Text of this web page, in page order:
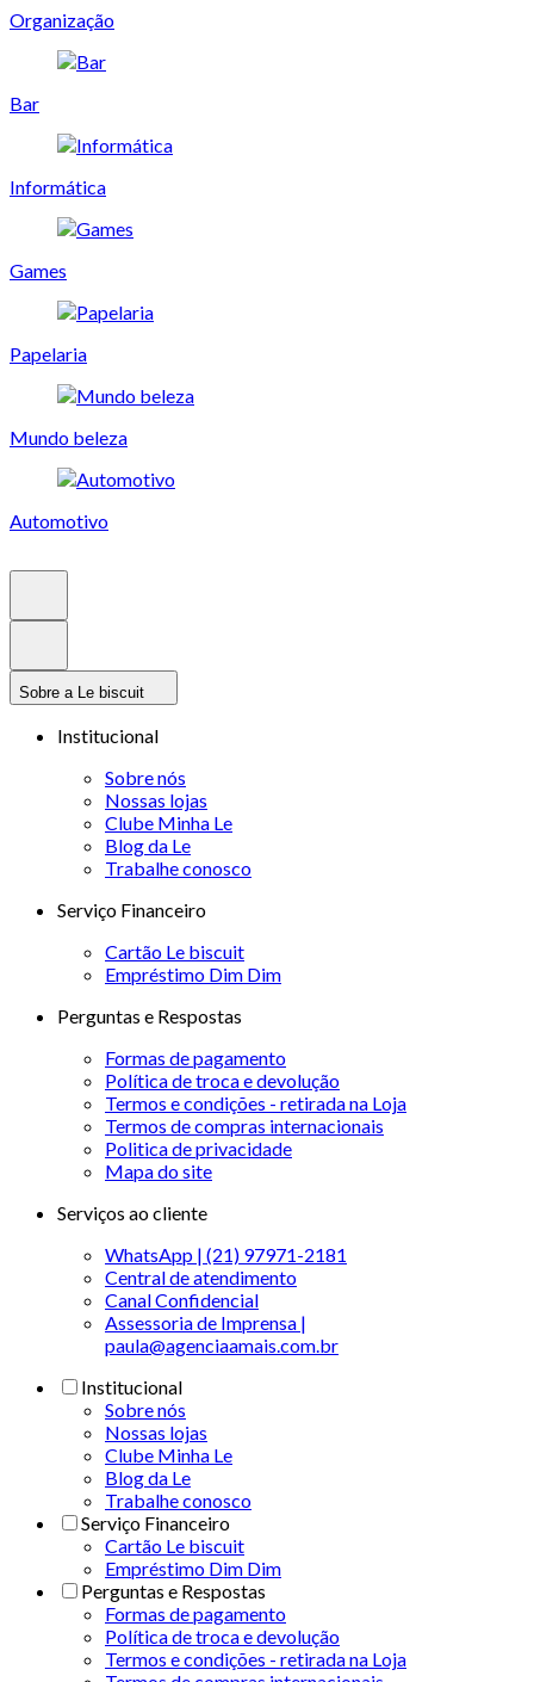
Organização
Bar
Informática
Games
Papelaria
Mundo beleza
Automotivo
Sobre a Le biscuit
Institucional
Sobre nós
Nossas lojas
Clube Minha Le
Blog da Le
Trabalhe conosco
Serviço Financeiro
Cartão Le biscuit
Empréstimo Dim Dim
Perguntas e Respostas
Formas de pagamento
Política de troca e devolução
Termos e condições - retirada na Loja
Termos de compras internacionais
Politica de privacidade
Mapa do site
Serviços ao cliente
WhatsApp | (21) 97971-2181
Central de atendimento
Canal Confidencial
Assessoria de Imprensa |
paula@agenciaamais.com.br
Institucional
Sobre nós
Nossas lojas
Clube Minha Le
Blog da Le
Trabalhe conosco
Serviço Financeiro
Cartão Le biscuit
Empréstimo Dim Dim
Perguntas e Respostas
Formas de pagamento
Política de troca e devolução
Termos e condições - retirada na Loja